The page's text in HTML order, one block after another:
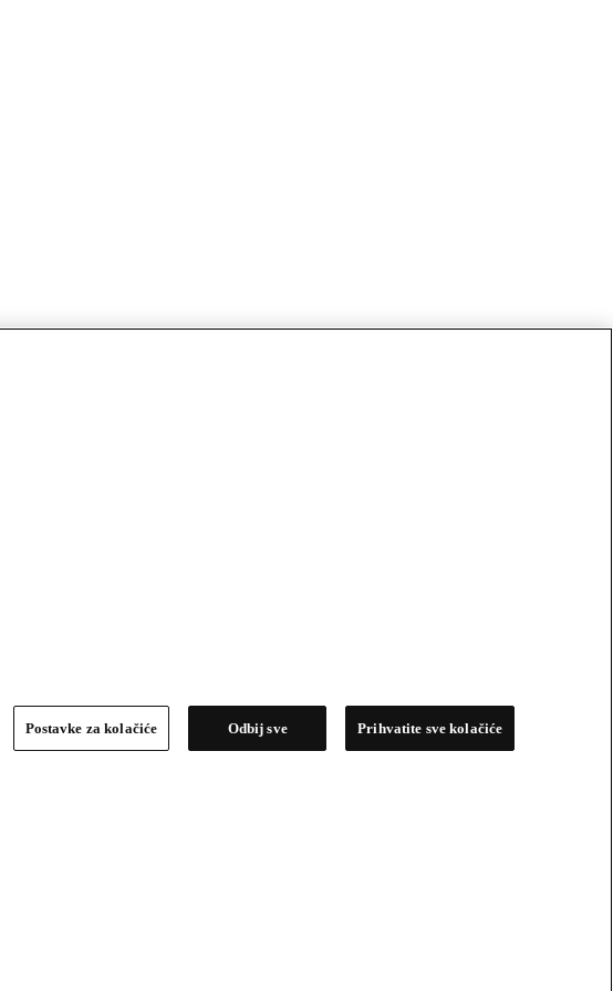
Postavke za kolačiće Odbij sve Prihvatite sve kolačiće